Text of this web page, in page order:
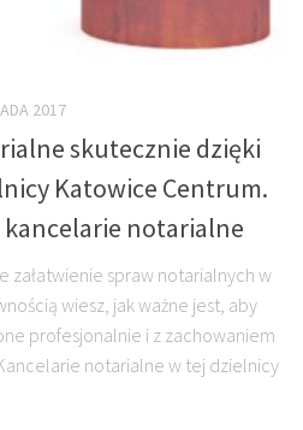
2017
skutecznie dzięki
Katowice Centrum.
notarialne
załatwienie spraw notarialnych w
wiesz, jak ważne jest, aby
profesjonalnie i z zachowaniem
notarialne w tej dzielnicy